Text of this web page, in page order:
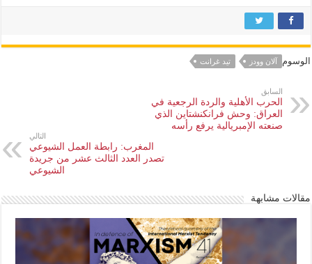
الوسوم آلان وودز تيد غرانت
السابق
الحرب الأهلية والردة الرجعية في
العراق: وحش فرانكنشتاين الذي
صنعته الإمبريالية يرفع رأسه
التالي
المغرب: رابطة العمل الشيوعي
تصدر العدد الثالث عشر من جريدة
الشيوعي
مقالات مشابهة